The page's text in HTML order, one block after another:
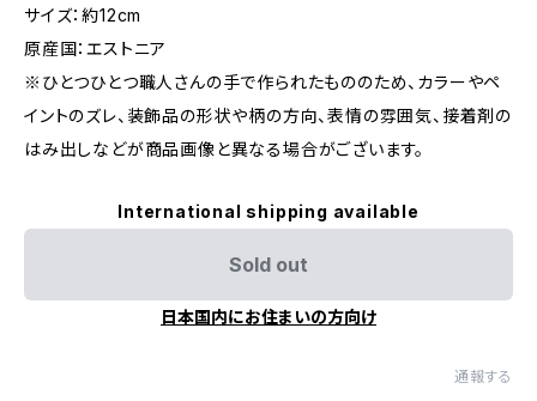
サイズ：約12cm
原産国：エストニア
※ひとつひとつ職人さんの手で作られたもののため、カラーやペ
イントのズレ、装飾品の形状や柄の方向、表情の雰囲気、接着剤の
はみ出しなどが商品画像と異なる場合がございます。
International shipping available
Sold out
日本国内にお住まいの方向け
通報する